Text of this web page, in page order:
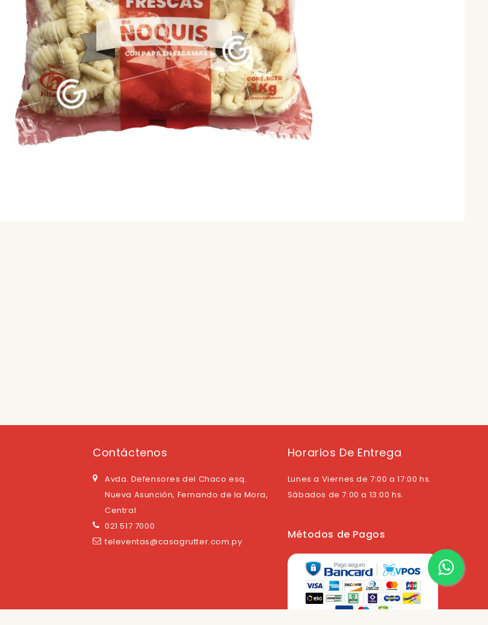
Contáctenos
Avda. Defensores del Chaco esq.
Nueva Asunción, Fernando de la Mora,
Central
021 517 7000
televentas@casagrutter.com.py
Horarios De Entrega
Lunes a Viernes de 7:00 a 17:00 hs.
Sábados de 7:00 a 13:00 hs.
Métodos de Pagos